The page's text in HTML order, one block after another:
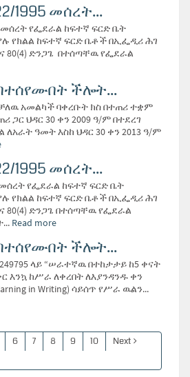
1995 መሰረት...
መሰረት የፌደራል ከፍተኛ ፍርድ ቤት
የክልል ከፍተኛ ፍርድ ቤቶች በኢፌዲሪ ሕገ
80(4) ድንጋጌ በተሰጣቸዉ የፌደራል
ችሎት...
አመልካች ባቀረቡት ክስ በተጠሪ ተቋም
ህዳር 30 ቀን 2009 ዓ/ም በተደረገ
ዓመት እስከ ህዳር 30 ቀን 2013 ዓ/ም
1995 መሰረት...
መሰረት የፌደራል ከፍተኛ ፍርድ ቤት
የክልል ከፍተኛ ፍርድ ቤቶች በኢፌዲሪ ሕገ
80(4) ድንጋጌ በተሰጣቸዉ የፌደራል
Read more
ችሎት...
ላይ “ሠራተኛዉ በተከታታይ ከ5 ቀናት
እንኳ ከሥራ ለቀረበት ለእያንዳንዱ ቀን
in Writing) ሳይሰጥ የሥራ ዉልን...
6 7 8 9 10
Next